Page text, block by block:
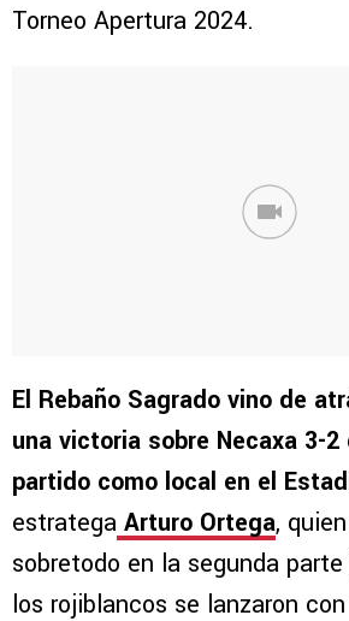
Torneo Apertura 2024.
El Rebaño Sagrado vino de
una victoria sobre Necaxa 3-
partido como local en el
estratega Arturo Ortega,
sobretodo en la segunda
los rojiblancos se lanzaron